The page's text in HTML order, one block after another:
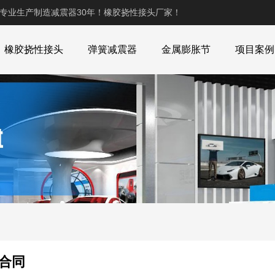
业生产制造减震器30年！橡胶挠性接头厂家！
橡胶挠性接头 弹簧减震器 金属膨胀节 项目案例
同